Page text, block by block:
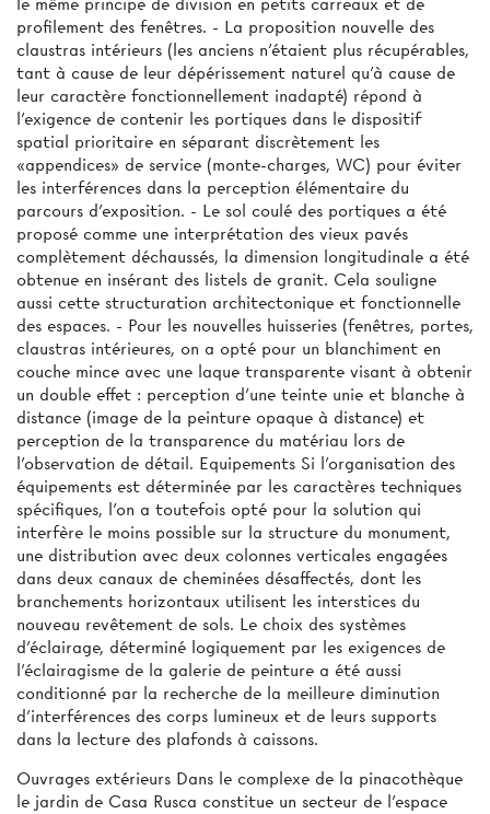
le même principe de division en petits carreaux et de
profilement des fenêtres. - La proposition nouvelle des
claustras intérieurs (les anciens n'étaient plus récupérables,
tant à cause de leur dépérissement naturel qu'à cause de
leur caractère fonctionnellement inadapté) répond à
l'exigence de contenir les portiques dans le dispositif
spatial prioritaire en séparant discrètement les
«appendices» de service (monte-charges, WC) pour éviter
les interférences dans la perception élémentaire du
parcours d'exposition. - Le sol coulé des portiques a été
proposé comme une interprétation des vieux pavés
complètement déchaussés, la dimension longitudinale a été
obtenue en insérant des listels de granit. Cela souligne
aussi cette structuration architectonique et fonctionnelle
des espaces. - Pour les nouvelles huisseries (fenêtres, portes,
claustras intérieures, on a opté pour un blanchiment en
couche mince avec une laque transparente visant à obtenir
un double effet : perception d'une teinte unie et blanche à
distance (image de la peinture opaque à distance) et
perception de la transparence du matériau lors de
l'observation de détail. Equipements Si l'organisation des
équipements est déterminée par les caractères techniques
spécifiques, l'on a toutefois opté pour la solution qui
interfère le moins possible sur la structure du monument,
une distribution avec deux colonnes verticales engagées
dans deux canaux de cheminées désaffectés, dont les
branchements horizontaux utilisent les interstices du
nouveau revêtement de sols. Le choix des systèmes
d'éclairage, déterminé logiquement par les exigences de
l'éclairagisme de la galerie de peinture a été aussi
conditionné par la recherche de la meilleure diminution
d'interférences des corps lumineux et de leurs supports
dans la lecture des plafonds à caissons.
Ouvrages extérieurs Dans le complexe de la pinacothèque
le jardin de Casa Rusca constitue un secteur de l'espace